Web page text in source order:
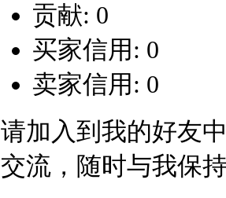
贡献: 0
买家信用: 0
卖家信用: 0
请加入到我的好友
交流，随时与我保